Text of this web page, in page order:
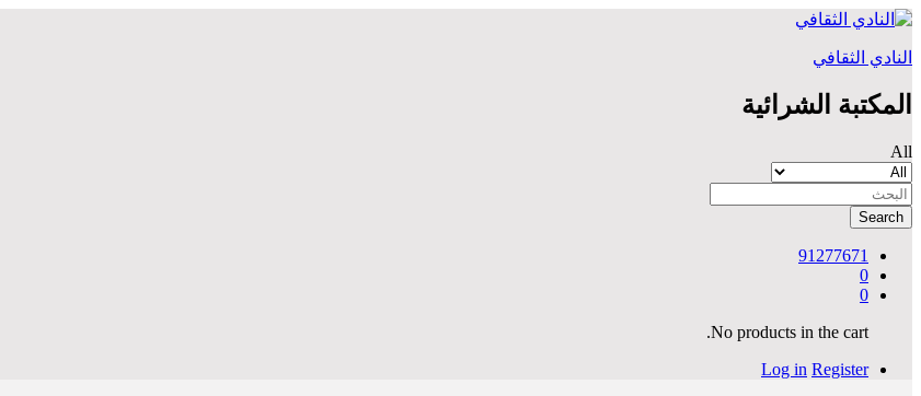
النادي الثقافي
المكتبة الشرائية
All
Search
91277671
0
0
No products in the cart.
Log in Register